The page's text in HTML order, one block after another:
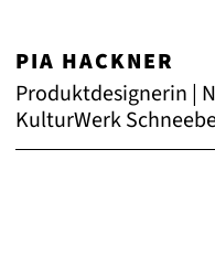
PIA HACKNER
Produktdesignerin |
KulturWerk